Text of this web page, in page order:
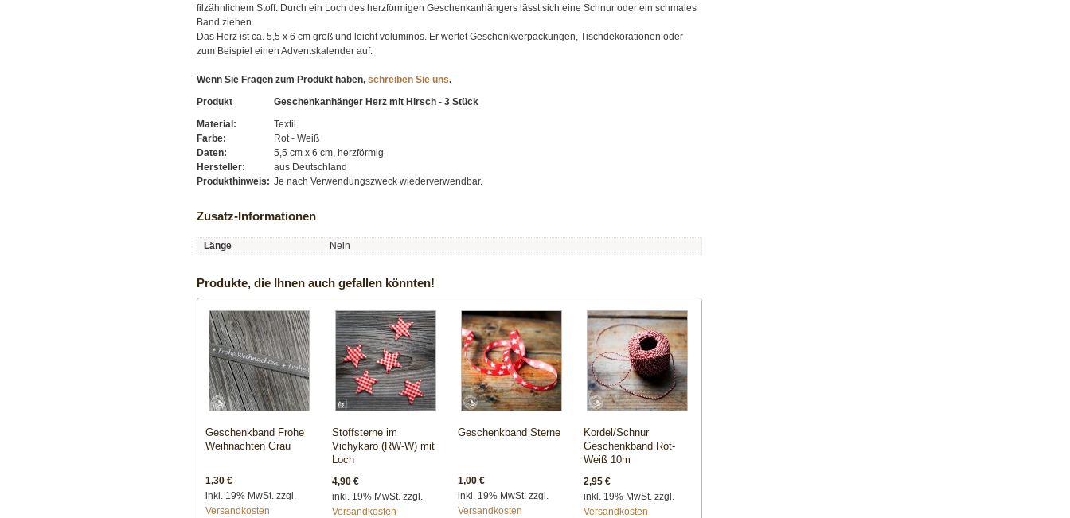
filzähnlichem Stoff. Durch ein Loch des herzförmigen Geschenkanhängers lässt sich eine Schnur oder ein schmales
Band ziehen.
Das Herz ist ca. 5,5 x 6 cm groß und leicht voluminös. Er wertet Geschenkverpackungen, Tischdekorationen oder
zum Beispiel einen Adventskalender auf.
Wenn Sie Fragen zum Produkt haben, schreiben Sie uns.
Produkt
Geschenkanhänger Herz mit Hirsch - 3 Stück
Material:
Textil
Farbe:
Rot - Weiß
Daten:
5,5 cm x 6 cm, herzförmig
Hersteller:
aus Deutschland
Produkthinweis: Je nach Verwendungszweck wiederverwendbar.
Zusatz-Informationen
Länge Nein
Produkte, die Ihnen auch gefallen könnten!
Geschenkband Frohe
Weihnachten Grau
1,30 €
inkl. 19% MwSt. zzgl.
Versandkosten
Stoffsterne im
Vichykaro (RW-W) mit
Loch
4,90 €
inkl. 19% MwSt. zzgl.
Versandkosten
Geschenkband Sterne
1,00 €
inkl. 19% MwSt. zzgl.
Versandkosten
Kordel/Schnur
Geschenkband Rot-
Weiß 10m
2,95 €
inkl. 19% MwSt. zzgl.
Versandkosten